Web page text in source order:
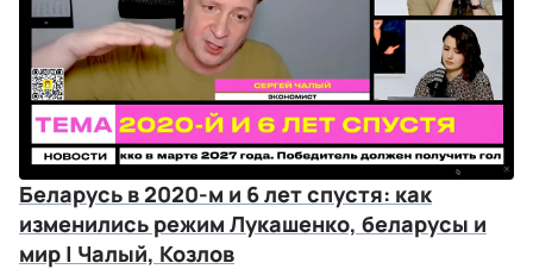
Беларусь в 2020-м и 6 лет спустя: как
изменились режим Лукашенко, беларусы и
мир | Чалый, Козлов